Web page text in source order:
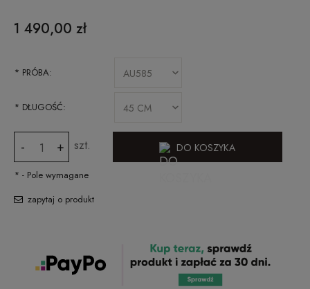
1 490,00 zł
* PRÓBA:
* DŁUGOŚĆ:
- + szt. DO KOSZYKA
* - Pole wymagane
zapytaj o produkt